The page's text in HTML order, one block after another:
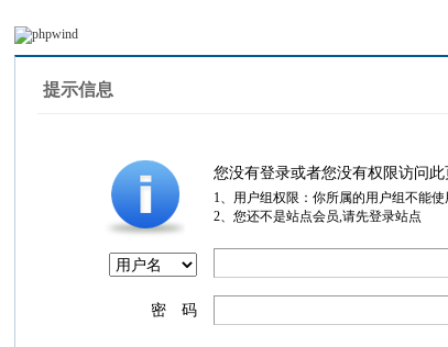
提示信息
您没有登录或者您没有权限访问
1、用户组权限：你所属的用户组不能
2、您还不是站点会员,请先登录站点
密 码